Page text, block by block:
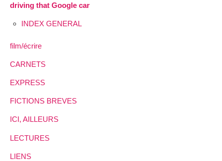
driving that Google car
INDEX GENERAL
film/écrire
CARNETS
EXPRESS
FICTIONS BREVES
ICI, AILLEURS
LECTURES
LIENS